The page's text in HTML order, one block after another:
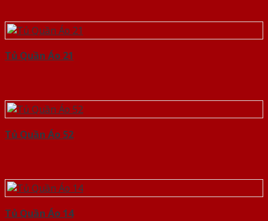
Tủ Quần Áo 21
Tủ Quần Áo 52
Tủ Quần Áo 14